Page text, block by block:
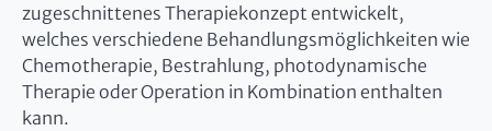
zugeschnittenes Therapiekonzept entwickelt,
welches verschiedene Behandlungsmöglichkeiten wie
Chemotherapie, Bestrahlung, photodynamische
Therapie oder Operation in Kombination enthalten
kann.